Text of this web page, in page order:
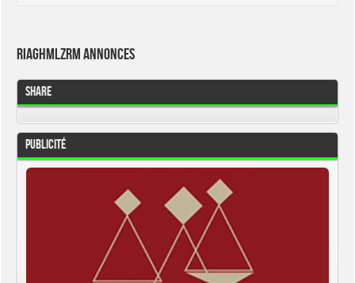
riaghmlzrm Annonces
Share
Publicité